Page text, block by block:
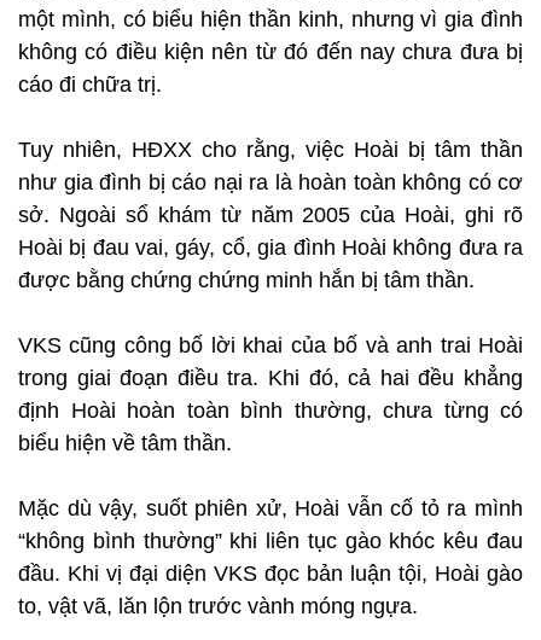
một mình, có biểu hiện thần kinh, nhưng vì gia đình
không có điều kiện nên từ đó đến nay chưa đưa bị
cáo đi chữa trị.
Tuy nhiên, HĐXX cho rằng, việc Hoài bị tâm thần
như gia đình bị cáo nại ra là hoàn toàn không có cơ
sở. Ngoài sổ khám từ năm 2005 của Hoài, ghi rõ
Hoài bị đau vai, gáy, cổ, gia đình Hoài không đưa ra
được bằng chứng chứng minh hắn bị tâm thần.
VKS cũng công bố lời khai của bố và anh trai Hoài
trong giai đoạn điều tra. Khi đó, cả hai đều khẳng
định Hoài hoàn toàn bình thường, chưa từng có
biểu hiện về tâm thần.
Mặc dù vậy, suốt phiên xử, Hoài vẫn cố tỏ ra mình
“không bình thường” khi liên tục gào khóc kêu đau
đầu. Khi vị đại diện VKS đọc bản luận tội, Hoài gào
to, vật vã, lăn lộn trước vành móng ngựa.